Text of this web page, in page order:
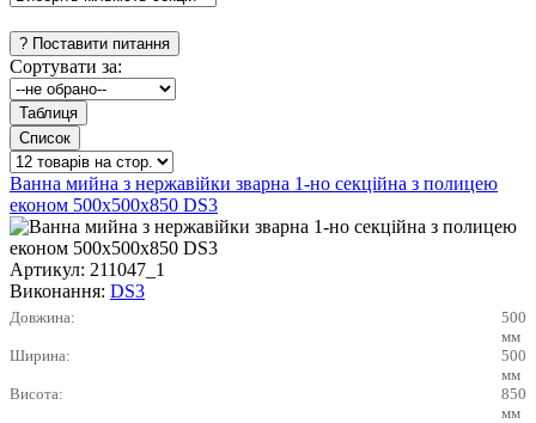
Сортувати за:
Ванна мийна з нержавійки зварна 1-но секційна з полицею
економ 500х500х850 DS3
Артикул: 211047_1
Виконання: DS3
Довжина:
500
мм
Ширина:
500
мм
Висота:
850
мм